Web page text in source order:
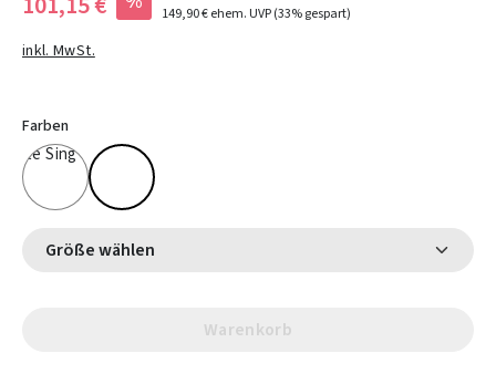
149,90 €ehem. UVP(33% gespart)
inkl. MwSt.
Farben
Größe wählen
Warenkorb